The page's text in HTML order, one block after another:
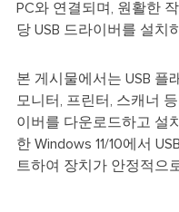
PC와 연결되며, 원활한
당 USB 드라이버를 설치
본 게시물에서는 USB 플
모니터, 프린터, 스캐너
이버를 다운로드하고 설
한 Windows 11/10에서
트하여 장치가 안정적으